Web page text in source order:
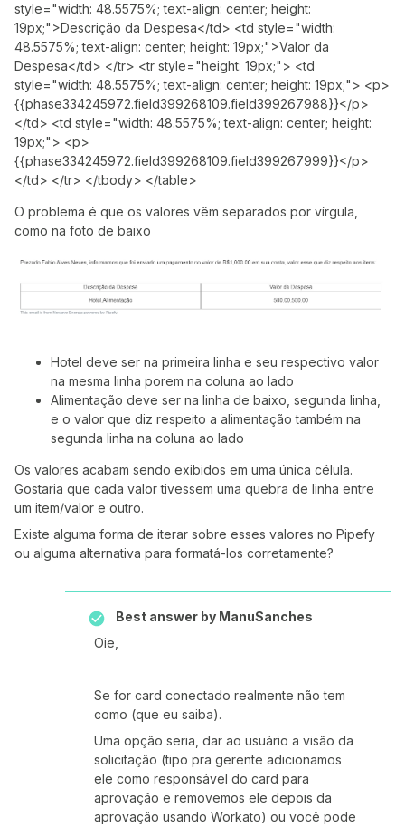
style="width: 48.5575%; text-align: center; height:
19px;">Descrição da Despesa</td> <td style="width:
48.5575%; text-align: center; height: 19px;">Valor da
Despesa</td> </tr> <tr style="height: 19px;"> <td
style="width: 48.5575%; text-align: center; height: 19px;"> <p>
{{phase334245972.field399268109.field399267988}}</p>
</td> <td style="width: 48.5575%; text-align: center; height:
19px;"> <p>
{{phase334245972.field399268109.field399267999}}</p>
</td> </tr> </tbody> </table>
O problema é que os valores vêm separados por vírgula,
como na foto de baixo
Hotel deve ser na primeira linha e seu respectivo valor
na mesma linha porem na coluna ao lado
Alimentação deve ser na linha de baixo, segunda linha,
e o valor que diz respeito a alimentação também na
segunda linha na coluna ao lado
Os valores acabam sendo exibidos em uma única célula.
Gostaria que cada valor tivessem uma quebra de linha entre
um item/valor e outro.
Existe alguma forma de iterar sobre esses valores no Pipefy
ou alguma alternativa para formatá-los corretamente?
Best answer by ManuSanches
Oie,
Se for card conectado realmente não tem
como (que eu saiba).
Uma opção seria, dar ao usuário a visão da
solicitação (tipo pra gerente adicionamos
ele como responsável do card para
aprovação e removemos ele depois da
aprovação usando Workato) ou você pode